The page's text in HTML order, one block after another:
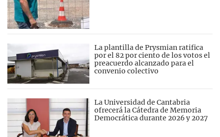
La plantilla de Prysmian ratifica
por el 82 por ciento de los votos el
preacuerdo alcanzado para el
convenio colectivo
La Universidad de Cantabria
ofrecerá la Cátedra de Memoria
Democrática durante 2026 y 2027